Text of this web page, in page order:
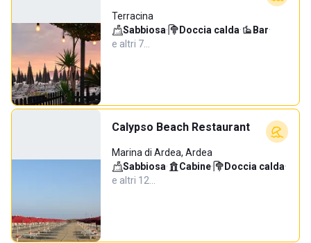
Terracina
Sabbiosa· Doccia calda· Bar·
e altri 7…
Calypso Beach Restaurant
Marina di Ardea, Ardea
Sabbiosa· Cabine· Doccia calda·
e altri 12…